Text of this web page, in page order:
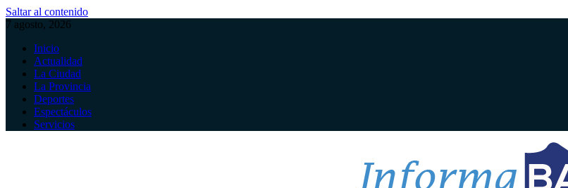
Saltar al contenido
7 agosto, 2026
Inicio
Actualidad
La Ciudad
La Provincia
Deportes
Espectáculos
Servicios